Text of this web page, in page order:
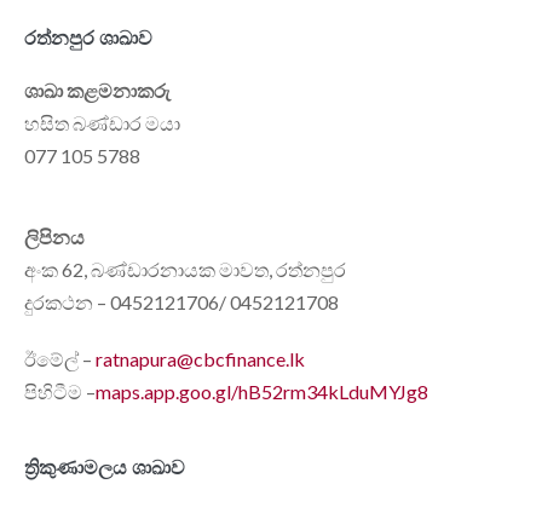
රත්නපුර ශාඛාව
ශාඛා කළමනාකරු
හසිත බණ්ඩාර මයා
077 105 5788
ලිපිනය
අංක 62, බණ්ඩාරනායක මාවත, රත්නපුර
දුරකථන – 0452121706/ 0452121708
ඊමේල් – ratnapura@cbcfinance.lk
පිහිටීම –maps.app.goo.gl/hB52rm34kLduMYJg8
ත්‍රිකුණාමලය ශාඛාව